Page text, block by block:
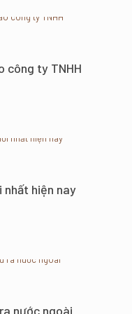
công ty TNHH
nhất hiện nay
nước ngoài